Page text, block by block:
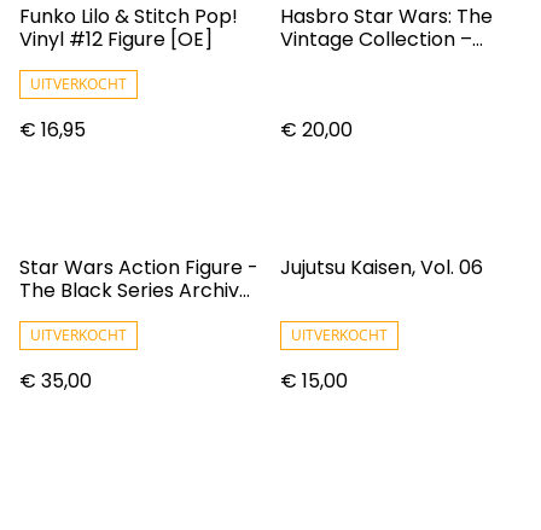
Funko Lilo & Stitch Pop!
Vinyl #12 Figure [OE]
UITVERKOCHT
€ 16,95
Hasbro Star Wars: The
Vintage Collection –
€ 20,00
Star Wars Action Figure -
The Black Series Archive
UITVERKOCHT
€ 35,00
Jujutsu Kaisen, Vol. 06
UITVERKOCHT
€ 15,00